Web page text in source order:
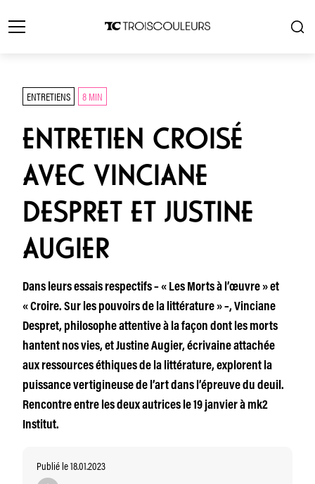
ENTRETIENS 8 MIN
ENTRETIEN CROISÉ
AVEC VINCIANE
DESPRET ET JUSTINE
AUGIER
Dans leurs essais respectifs – « Les Morts à l’œuvre » et
« Croire. Sur les pouvoirs de la littérature » –, Vinciane
Despret, philosophe attentive à la façon dont les morts
hantent nos vies, et Justine Augier, écrivaine attachée
aux ressources éthiques de la littérature, explorent la
puissance vertigineuse de l’art dans l’épreuve du deuil.
Rencontre entre les deux autrices le 19 janvier à mk2
Institut.
Publié le 18.01.2023